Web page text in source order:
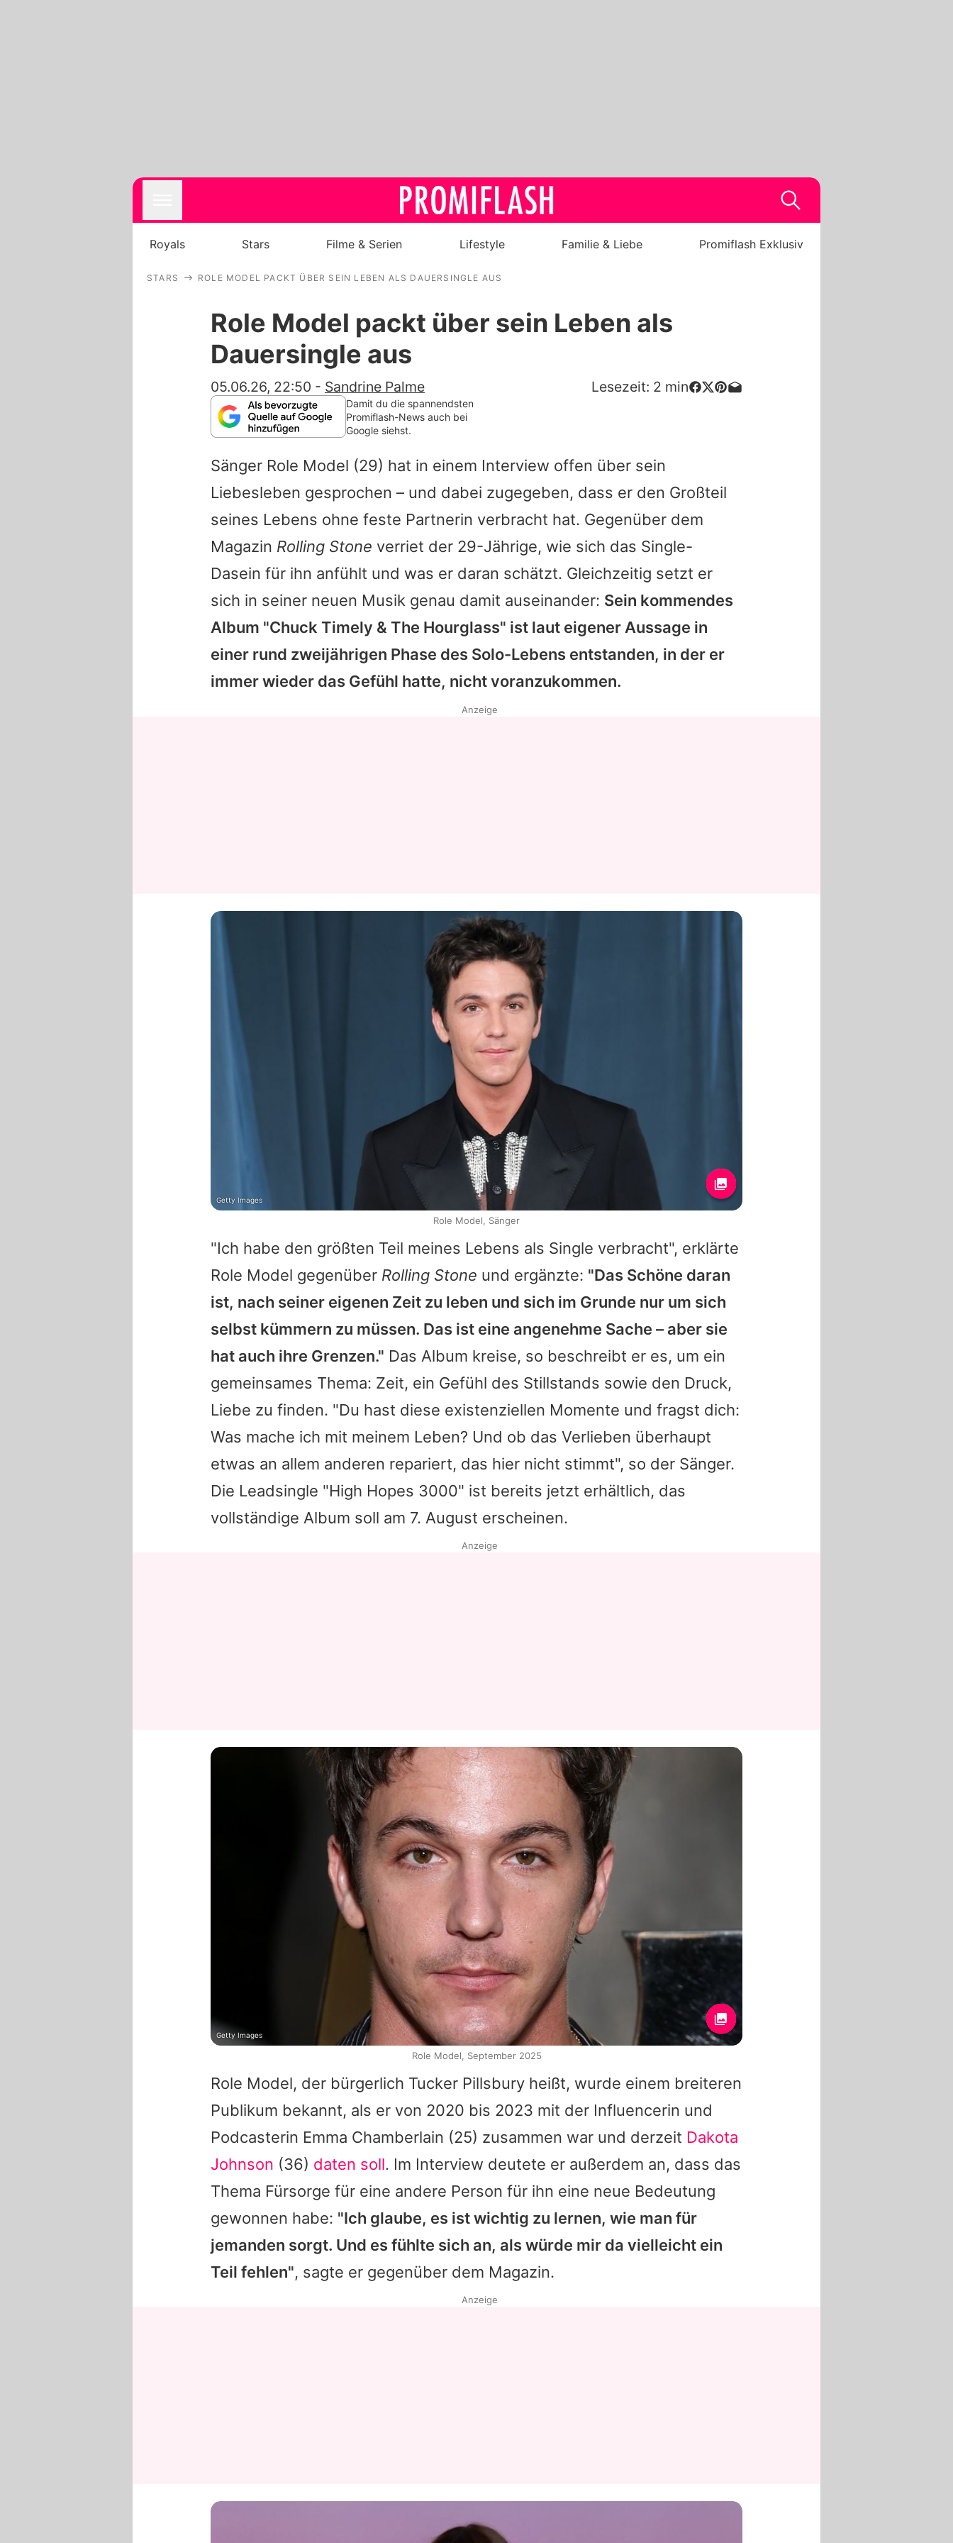
Royals
Familie & Liebe
App runterladen
Team
Redaktionelle Richtlinien
Impressum
Datenschutzerklärung
Nutzungsbedingungen
Royals Stars Filme & Serien Lifestyle Familie & Liebe Promiflash Exklusiv
STARS ROLE MODEL PACKT ÜBER SEIN LEBEN ALS DAUERSINGLE AUS
Role Model packt über sein Leben als
Dauersingle aus
05.06.26, 22:50 - Sandrine Palme Lesezeit: 2 min
Damit du die spannendsten
Promiflash-News auch bei
Google siehst.
Sänger Role Model (29) hat in einem Interview offen über sein
Liebesleben gesprochen – und dabei zugegeben, dass er den Großteil
seines Lebens ohne feste Partnerin verbracht hat. Gegenüber dem
Magazin Rolling Stone verriet der 29-Jährige, wie sich das Single-
Dasein für ihn anfühlt und was er daran schätzt. Gleichzeitig setzt er
sich in seiner neuen Musik genau damit auseinander: Sein kommendes
Album "Chuck Timely & The Hourglass" ist laut eigener Aussage in
einer rund zweijährigen Phase des Solo-Lebens entstanden, in der er
immer wieder das Gefühl hatte, nicht voranzukommen.
"Ich habe den größten Teil meines Lebens als Single verbracht", erklärte
Role Model gegenüber Rolling Stone und ergänzte: "Das Schöne daran
ist, nach seiner eigenen Zeit zu leben und sich im Grunde nur um sich
selbst kümmern zu müssen. Das ist eine angenehme Sache – aber sie
hat auch ihre Grenzen." Das Album kreise, so beschreibt er es, um ein
gemeinsames Thema: Zeit, ein Gefühl des Stillstands sowie den Druck,
Liebe zu finden. "Du hast diese existenziellen Momente und fragst dich:
Was mache ich mit meinem Leben? Und ob das Verlieben überhaupt
etwas an allem anderen repariert, das hier nicht stimmt", so der Sänger.
Die Leadsingle "High Hopes 3000" ist bereits jetzt erhältlich, das
vollständige Album soll am 7. August erscheinen.
Role Model, der bürgerlich Tucker Pillsbury heißt, wurde einem breiteren
Publikum bekannt, als er von 2020 bis 2023 mit der Influencerin und
Podcasterin Emma Chamberlain (25) zusammen war und derzeit Dakota
Johnson (36) daten soll. Im Interview deutete er außerdem an, dass das
Thema Fürsorge für eine andere Person für ihn eine neue Bedeutung
gewonnen habe: "Ich glaube, es ist wichtig zu lernen, wie man für
jemanden sorgt. Und es fühlte sich an, als würde mir da vielleicht ein
Teil fehlen", sagte er gegenüber dem Magazin.
Anzeige
Getty Images
Role Model, Sänger
Anzeige
Getty Images
Role Model, September 2025
Anzeige